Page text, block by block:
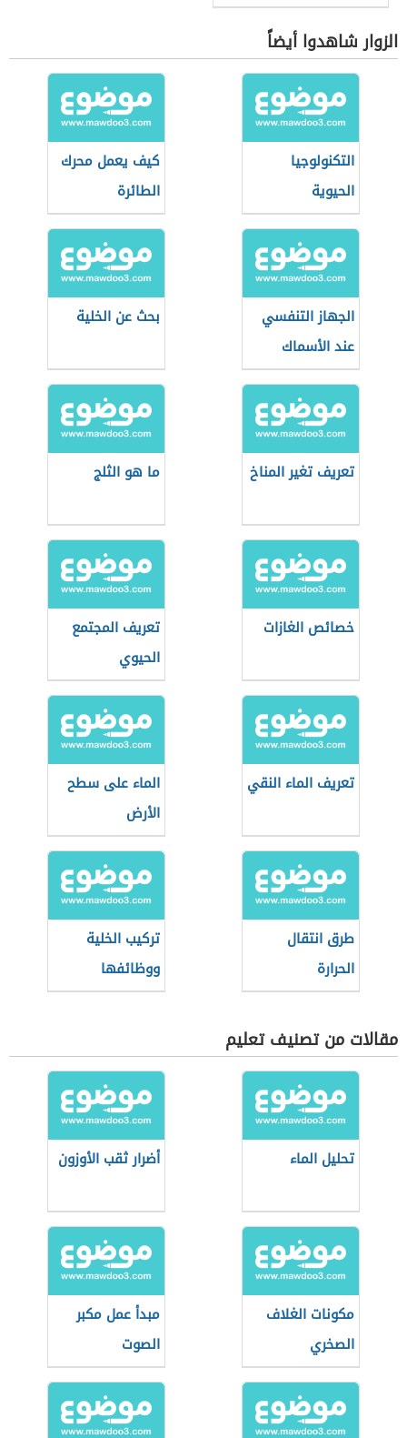
الزوار شاهدوا أيضاً
التكنولوجيا
الحيوية
كيف يعمل محرك
الطائرة
الجهاز التنفسي
عند الأسماك
الغضروفية
بحث عن الخلية
تعريف تغير المناخ ما هو الثلج
خصائص الغازات
تعريف المجتمع
الحيوي
تعريف الماء النقي
الماء على سطح
الأرض
طرق انتقال
الحرارة
تركيب الخلية
ووظائفها
مقالات من تصنيف تعليم
تحليل الماء أضرار ثقب الأوزون
مكونات الغلاف
الصخري
مبدأ عمل مكبر
الصوت